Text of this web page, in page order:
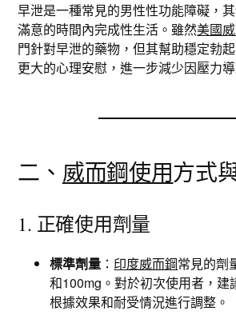
早泄是一種常見的男性性功能障礙，
滿意的時間內完成性生活。雖然美國
門針對早泄的藥物，但其幫助穩定勃
更大的心理安慰，進一步減少因壓力
二、 威而鋼使用方式
1. 正確使用劑量
標準劑量 ： 印度威而鋼常見的劑
和100mg。對於初次使用者，建
根據效果和耐受情況進行調整。